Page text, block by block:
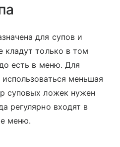
для супов и
кладут только в том
есть в меню. Для
меньшая
суповых ложек нужен
регулярно входят в
меню.